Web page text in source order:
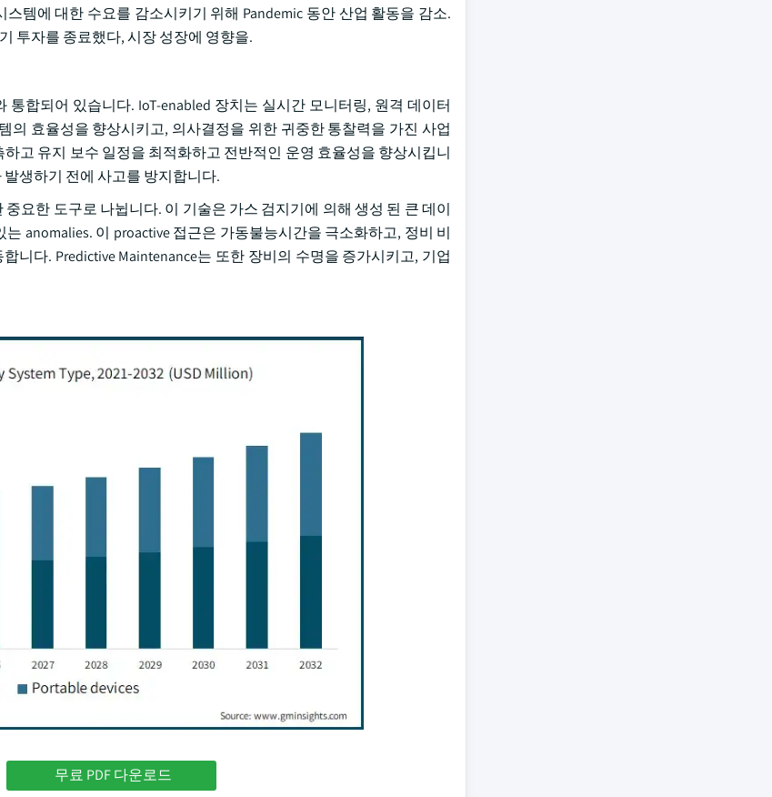
템에 대한 수요를 감소시키기 위해 Pandemic 동안 산업 활동을 감소.
투자를 종료했다, 시장 성장에 영향을.
합되어 있습니다. IoT-enabled 장치는 실시간 모니터링, 원격 데이터
의 효율성을 향상시키고, 의사결정을 위한 귀중한 통찰력을 가진 사업
고 유지 보수 일정을 최적화하고 전반적인 운영 효율성을 향상시킵니
생하기 전에 사고를 방지합니다.
요한 도구로 나뉩니다. 이 기술은 가스 검지기에 의해 생성 된 큰 데이
anomalies. 이 proactive 접근은 가동불능시간을 극소화하고, 정비 비
니다. Predictive Maintenance는 또한 장비의 수명을 증가시키고, 기업
무료 PDF 다운로드